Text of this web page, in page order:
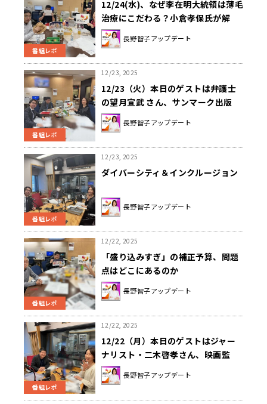
番組レポ
12/24(水)、なぜ李在明大統領は薄毛
治療にこだわる？小倉孝保氏が解
説！今、大学で起きていることを三
木則尚氏が解説！
長野智子アップデート
番組レポ
12/23, 2025
12/23（火）本日のゲストは弁護士
の望月宣武 さん、サンマーク出版
Webメディア編集長の武政秀明さ
ん、日刊スポーツの宮下敬至さんで
長野智子アップデート
番組レポ
12/23, 2025
ダイバーシティ＆インクルージョン
長野智子アップデート
番組レポ
12/22, 2025
「盛り込みすぎ」の補正予算、問題
点はどこにあるのか
長野智子アップデート
番組レポ
12/22, 2025
12/22（月）本日のゲストはジャー
ナリスト・二木啓孝さん、映画監
督・太田隆文さんでした！
長野智子アップデート